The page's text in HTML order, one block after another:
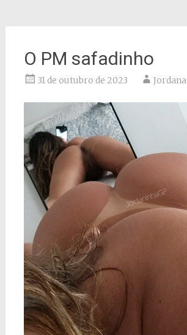
O PM safadinho
31 de outubro de 2023 Jordana